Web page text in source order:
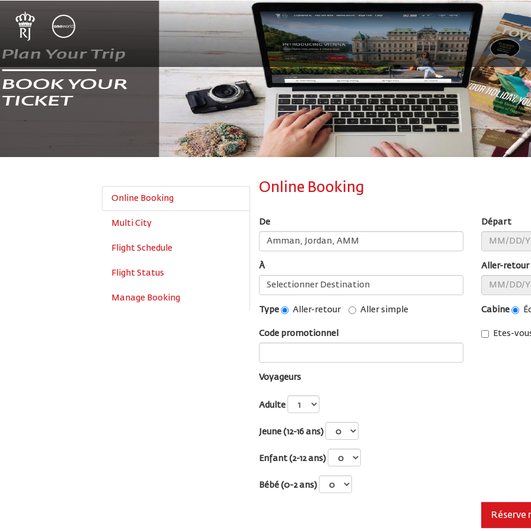
Online Booking
Multi City
Flight Schedule
Flight Status
Manage Booking
Online Booking
De
À
Type Aller-retour Aller simple
Code promotionnel
Départ
Aller-retour
Cabine
Etes-
Voyageurs
Adulte
Jeune (12-16 ans)
Enfant (2-12 ans)
Bébé (0-2 ans)
Réserve